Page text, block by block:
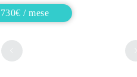
730€ / mese